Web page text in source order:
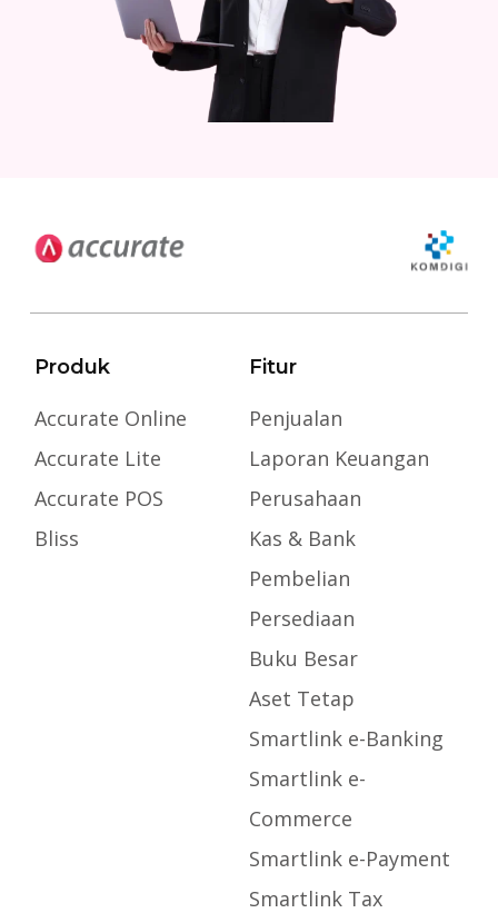
Produk
Accurate Online
Accurate Lite
Accurate POS
Bliss
Fitur
Penjualan
Laporan Keuangan
Perusahaan
Kas & Bank
Pembelian
Persediaan
Buku Besar
Aset Tetap
Smartlink e-Banking
Smartlink e-
Commerce
Smartlink e-Payment
Smartlink Tax